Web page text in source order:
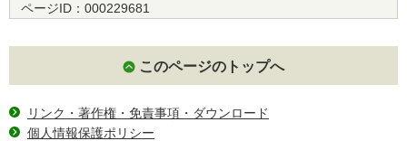
ページID： 000229681
このページのトップへ
リンク・著作権・免責事項・ダウンロード
個人情報保護ポリシー